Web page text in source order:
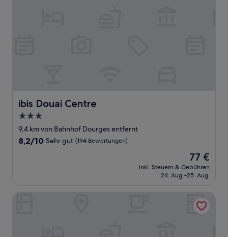
ibis Douai Centre
ibis Douai Centre
3.0-
Sterne-
Unterkunft
9,4 km von Bahnhof Dourges entfernt
8.2
Bewertungen)
8,2/10 Sehr gut (194 Bewertungen)
Der
Preis
beträgt
77 €
inkl. Steuern & Gebühren
24. Aug.–25. Aug.